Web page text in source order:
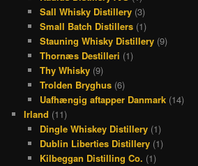
Sall Whisky Distillery(3)
Small Batch Distillers(1)
Stauning Whisky Distillery(9)
Thornæs Destilleri (1)
Thy Whisky(9)
Trolden Bryghus(6)
Uafhængig aftapper Danmark(14)
Irland (11)
Dingle Whiskey Distillery(1)
Dublin Liberties Distillery(1)
Kilbeggan Distilling Co. (1)